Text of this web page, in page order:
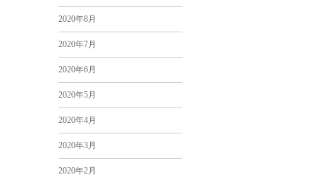
2020年8月
2020年7月
2020年6月
2020年5月
2020年4月
2020年3月
2020年2月